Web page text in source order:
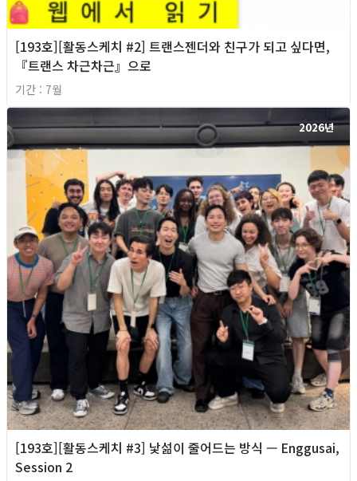
[193호][활동스케치 #2] 트랜스젠더와 친구가 되고 싶다면,
『트랜스 차근차근』으로
기간 : 7월
2026년
[193호][활동스케치 #3] 낯섦이 줄어드는 방식 — Enggusai,
Session 2